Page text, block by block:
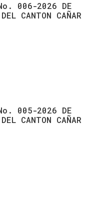
006-2026 DE
DEL CANTON CAÑAR
005-2026 DE
DEL CANTON CAÑAR